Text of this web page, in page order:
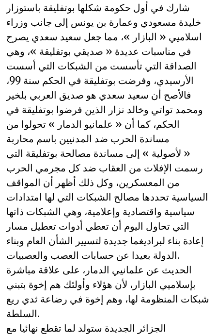
شارك في أول حكومة شكلها بوتفليقة باستوزار
خليدة مسعودي وعمارة بن يونس إلى جانب وزراء
اسلاميي « البازار »، مما جعل سعيد سعدي يصرح
في مناسبات عديدة « صديقي بوتفليقة »، وهي
الصداقة التي تأسست من الشبكات التي أسست
الأرسيدي، وفرضت بوتفليقة في الحكم سنة 99،
فالأصح أن سعيد سعدي هو صديق العربي بلخير
ومحمد تواتي وخالد نزار الذين فرضوا بوتفليقة في
الحكم، كما أن « علمانيو الدمار » تحولوا من
مساندة الحرب ضد المدنيين باسم محاربة
« لأصولية » إلى مساندة مصالحة بوتفليقة التي
رسمت الإفلات من العقاب ضد كل مجرمي الحرب
من المعسكرين، وكل ذلك أظهر أن المواقف
السياسية تحددها مصالح الشبكات التي لها امتدادات
سياسية واقتصادية وإعلامية، وهي الشبكات ذاتها
التي تحاول اليوم أن تعطي أدوات تعطيل مسار
إعادة بناء لبراديغما جديدة لتسيير الشأن العام وبناء
الدولة بعيدا عن حسابات العصب والعصبيات.
الحديث عن علمانيي الدمار، على علاقة مباشرة
بإسلاميي البازار، لأن هؤلاء وأولئك هم إخوة بتبني
شبكات المنظومة لها، وهم إخوة في رضاعة ثدي ريع
السلطة.
الجزائر الجديدة ستولد لما تقطع نهائيا مع